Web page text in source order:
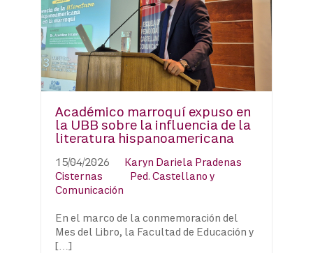
Académico marroquí expuso en
la UBB sobre la influencia de la
literatura hispanoamericana
15/04/2026
Karyn Dariela Pradenas
Cisternas
Ped. Castellano y
Comunicación
En el marco de la conmemoración del
Mes del Libro, la Facultad de Educación y
[…]